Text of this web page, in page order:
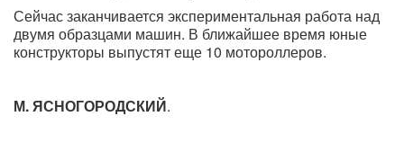
Сейчас заканчивается экспериментальная работа над
двумя образцами машин. В ближайшее время юные
конструкторы выпустят еще 10 мотороллеров.
М. ЯСНОГОРОДСКИЙ.